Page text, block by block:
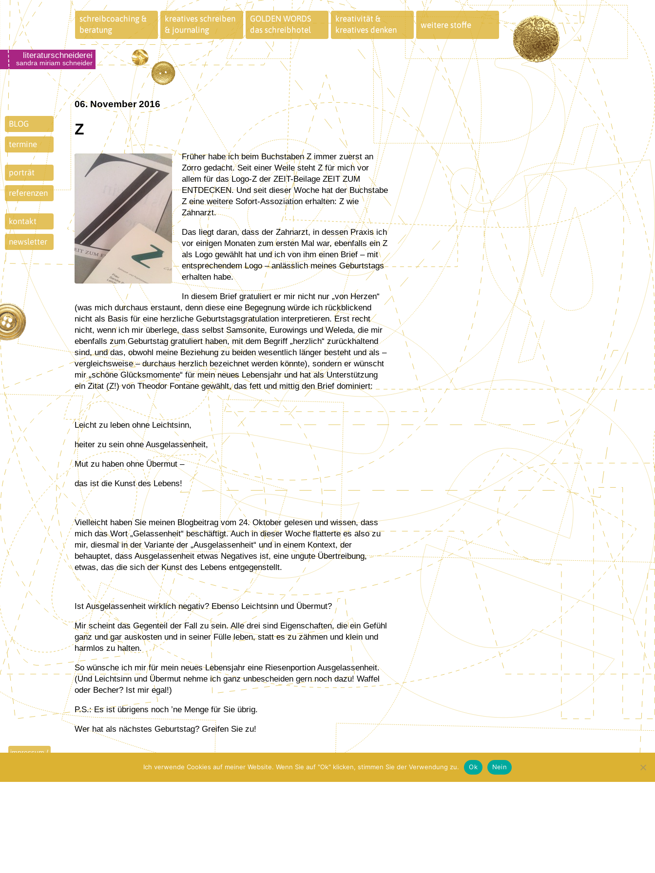
literaturschneiderei
sandra miriam schneider
schreibcoaching &
beratung
kreatives schreiben
& journaling
GOLDEN WORDS
das schreibhotel
kreativität &
kreatives denken
weitere stoffe
06. November 2016
Z
Früher habe ich beim Buchstaben Z immer zuerst an
Zorro gedacht. Seit einer Weile steht Z für mich vor
allem für das Logo-Z der ZEIT-Beilage ZEIT ZUM
ENTDECKEN. Und seit dieser Woche hat der Buchstabe
Z eine weitere Sofort-Assoziation erhalten: Z wie
Zahnarzt.
Das liegt daran, dass der Zahnarzt, in dessen Praxis ich
vor einigen Monaten zum ersten Mal war, ebenfalls ein Z
als Logo gewählt hat und ich von ihm einen Brief – mit
entsprechendem Logo – anlässlich meines Geburtstags
erhalten habe.
In diesem Brief gratuliert er mir nicht nur „von Herzen“
(was mich durchaus erstaunt, denn diese eine Begegnung würde ich rückblickend
nicht als Basis für eine herzliche Geburtstagsgratulation interpretieren. Erst recht
nicht, wenn ich mir überlege, dass selbst Samsonite, Eurowings und Weleda, die mir
ebenfalls zum Geburtstag gratuliert haben, mit dem Begriff „herzlich“ zurückhaltend
sind, und das, obwohl meine Beziehung zu beiden wesentlich länger besteht und als –
vergleichsweise – durchaus herzlich bezeichnet werden könnte), sondern er wünscht
mir „schöne Glücksmomente“ für mein neues Lebensjahr und hat als Unterstützung
ein Zitat (Z!) von Theodor Fontane gewählt, das fett und mittig den Brief dominiert:
Leicht zu leben ohne Leichtsinn,
heiter zu sein ohne Ausgelassenheit,
Mut zu haben ohne Übermut –
das ist die Kunst des Lebens!
Vielleicht haben Sie meinen Blogbeitrag vom 24. Oktober gelesen und wissen, dass
mich das Wort „Gelassenheit“ beschäftigt. Auch in dieser Woche flatterte es also zu
mir, diesmal in der Variante der „Ausgelassenheit“ und in einem Kontext, der
behauptet, dass Ausgelassenheit etwas Negatives ist, eine ungute Übertreibung,
etwas, das die sich der Kunst des Lebens entgegenstellt.
Ist Ausgelassenheit wirklich negativ? Ebenso Leichtsinn und Übermut?
Mir scheint das Gegenteil der Fall zu sein. Alle drei sind Eigenschaften, die ein Gefühl
ganz und gar auskosten und in seiner Fülle leben, statt es zu zähmen und klein und
harmlos zu halten.
So wünsche ich mir für mein neues Lebensjahr eine Riesenportion Ausgelassenheit.
(Und Leichtsinn und Übermut nehme ich ganz unbescheiden gern noch dazu! Waffel
oder Becher? Ist mir egal!)
P.S.: Es ist übrigens noch ’ne Menge für Sie übrig.
Wer hat als nächstes Geburtstag? Greifen Sie zu!
BLOG
termine
porträt
referenzen
kontakt
newsletter
impressum /
Ich verwende Cookies auf meiner Website. Wenn Sie auf "Ok" klicken, stimmen Sie der Verwendung zu. Ok Nein